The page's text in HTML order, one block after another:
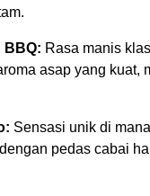
BBQ: Rasa manis
asap yang kuat,
Sensasi unik di
pedas cabai